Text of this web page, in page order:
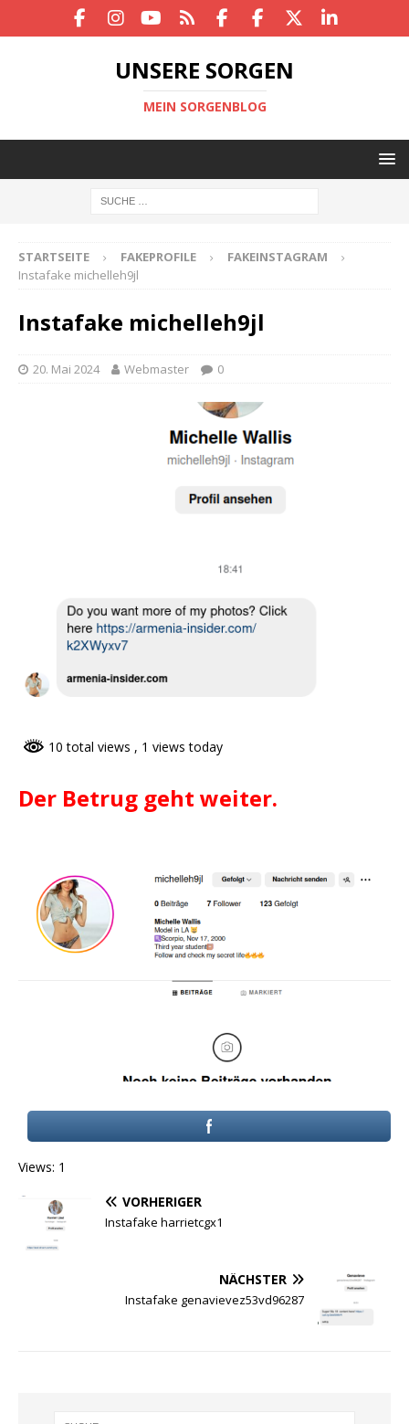
UNSERE SORGEN
MEIN SORGENBLOG
STARTSEITE FAKEPROFILE
FAKEINSTAGRAM
Instafake michelleh9jl
Instafake michelleh9jl
20. Mai 2024 Webmaster 0
10 total views , 1 views today
Der Betrug geht weiter.
Views: 1
VORHERIGER
Instafake harrietcgx1
NÄCHSTER
Instafake genavievez53vd96287